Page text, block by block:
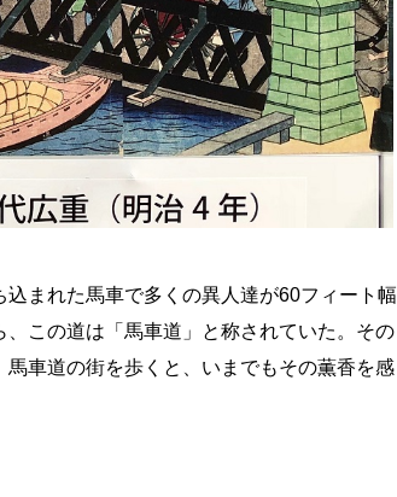
まれた馬車で多くの異人達が60フィート幅
この道は「馬車道」と称されていた。その
車道の街を歩くと、いまでもその薫香を感